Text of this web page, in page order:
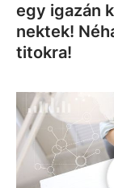
egy igazán
nektek!
titokra!